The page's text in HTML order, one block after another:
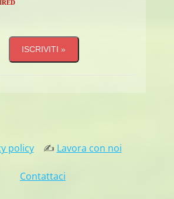
policy✍ Lavora con noi
Contattaci